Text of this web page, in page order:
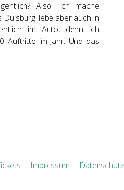
Also: Ich mache
Duisburg, lebe aber auch in
im Auto, denn ich
Auftritte im Jahr. Und das
Impressum Datenschutz